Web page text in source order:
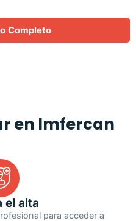
Completo
en Imfercan
el alta
para acceder a